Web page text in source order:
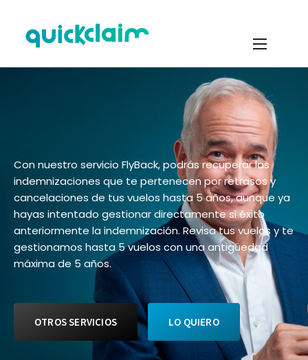
Con nuestro servicio FlyBack, podrás recuperar las
indemnizaciones que te pertenecen por retrasos y
cancelaciones de tus vuelos hasta 5 años, aunque ya
hayas intentado gestionar directamente si éxito
anteriormente la indemnización. Revisa tus vuelos y te
gestionamos hasta 5 vuelos con una antigüedad
máxima de 5 años.
OTROS SERVICIOS LO QUIERO